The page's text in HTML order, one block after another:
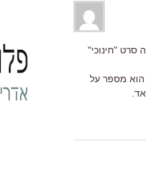
סרט "חינוכי"
מספר על